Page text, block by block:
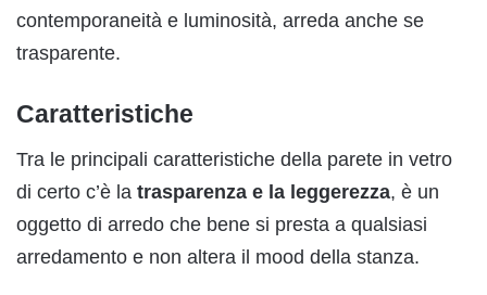
contemporaneità e luminosità, arreda anche se
trasparente.
Caratteristiche
Tra le principali caratteristiche della parete in vetro
di certo c’è la trasparenza e la leggerezza, è un
oggetto di arredo che bene si presta a qualsiasi
arredamento e non altera il mood della stanza.